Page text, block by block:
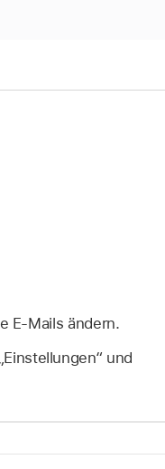
E-Mails ändern.
und